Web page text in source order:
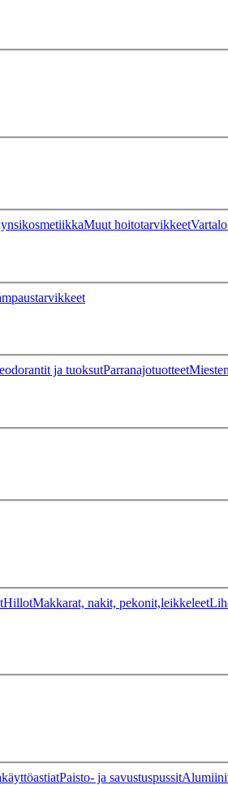
Muut hoitotarvikkeet
ja tuoksutParranajotuotteet
HillotMakkarat, nakit, pekonit,leikkeleet
Paisto- ja savustuspussit